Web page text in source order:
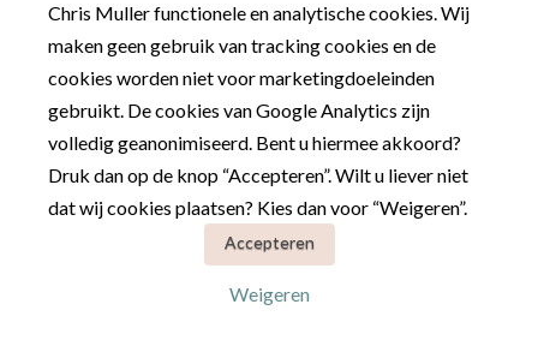
Chris Muller functionele en analytische cookies. Wij
maken geen gebruik van tracking cookies en de
cookies worden niet voor marketingdoeleinden
gebruikt. De cookies van Google Analytics zijn
volledig geanonimiseerd. Bent u hiermee akkoord?
Druk dan op de knop “Accepteren”. Wilt u liever niet
dat wij cookies plaatsen? Kies dan voor “Weigeren”.
Accepteren
Weigeren